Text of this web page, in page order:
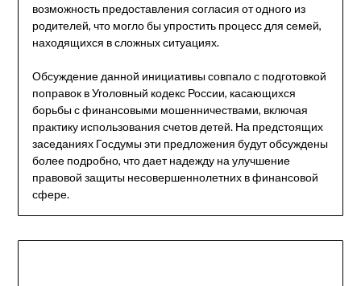
возможность предоставления согласия от одного из
родителей, что могло бы упростить процесс для семей,
находящихся в сложных ситуациях.
Обсуждение данной инициативы совпало с подготовкой
поправок в Уголовный кодекс России, касающихся
борьбы с финансовыми мошенничествами, включая
практику использования счетов детей. На предстоящих
заседаниях Госдумы эти предложения будут обсуждены
более подробно, что дает надежду на улучшение
правовой защиты несовершеннолетних в финансовой
сфере.